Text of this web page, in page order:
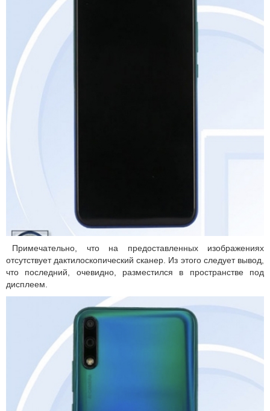
Примечательно, что на предоставленных изображениях
отсутствует дактилоскопический сканер. Из этого следует вывод,
что последний, очевидно, разместился в пространстве под
дисплеем.